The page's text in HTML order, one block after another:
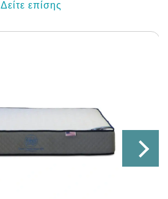
Δείτε επίσης